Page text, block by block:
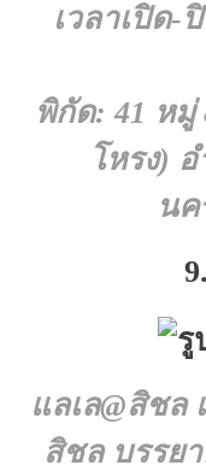
เวลาเปิด-
พิกัด: 41 หมู่
โหรง)
นค
แลเล@สิชล
สิชล บรรย